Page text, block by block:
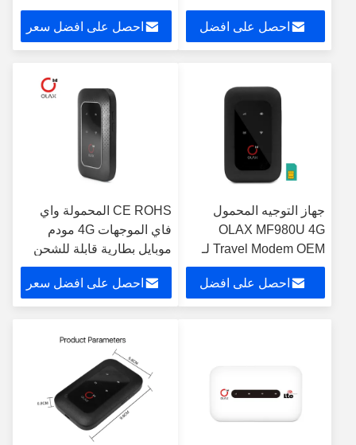
10 مستخدمين
احصل على افضل
سبوت 4G
احصل على افضل سعر
جهاز التوجيه المحمول
OLAX MF980U 4G
Travel Modem OEM لـ
10 أجهزة
احصل على افضل
CE ROHS المحمولة واي
فاي الموجهات 4G مودم
موبايل بطارية قابلة للشحن
احصل على افضل سعر